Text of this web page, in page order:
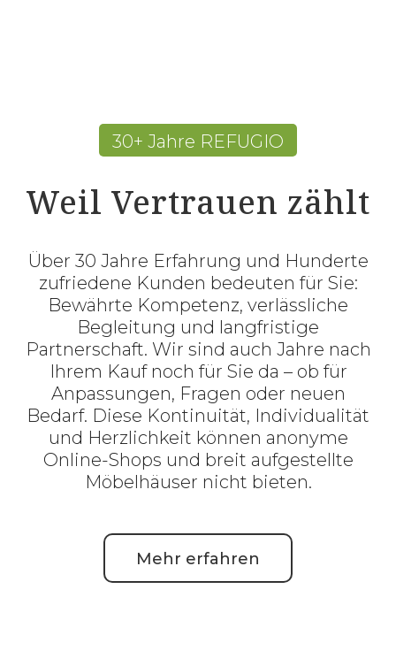
30+ Jahre REFUGIO
Weil Vertrauen zählt
Über 30 Jahre Erfahrung und Hunderte
zufriedene Kunden bedeuten für Sie:
Bewährte Kompetenz, verlässliche
Begleitung und langfristige
Partnerschaft. Wir sind auch Jahre nach
Ihrem Kauf noch für Sie da – ob für
Anpassungen, Fragen oder neuen
Bedarf. Diese Kontinuität, Individualität
und Herzlichkeit können anonyme
Online-Shops und breit aufgestellte
Möbelhäuser nicht bieten.
Mehr erfahren